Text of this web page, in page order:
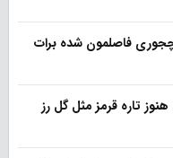
فاصلمون شده برات
تاره قرمز مثل گل رز